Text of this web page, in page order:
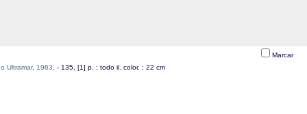
Ultramar, 1963 . - 135, [1] p. : todo il. color. ; 22 cm
Marcar